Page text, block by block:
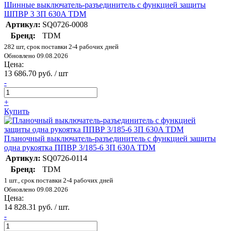
Шинные выключатель-разъединитель с функцией защиты
ШПВР 3 3П 630A TDM
Артикул: SQ0726-0008
Бренд:
TDM
282 шт, срок поставки 2-4 рабочих дней
Обновлено 09.08.2026
Цена:
13 686.70 руб. / шт
-
+
Купить
Планочный выключатель-разъединитель с функцией защиты
одна рукоятка ППВР 3/185-6 3П 630A TDM
Артикул: SQ0726-0114
Бренд:
TDM
1 шт., срок поставки 2-4 рабочих дней
Обновлено 09.08.2026
Цена:
14 828.31 руб. / шт.
-